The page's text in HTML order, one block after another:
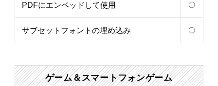
PDFにエンベッドして使用 〇
サブセットフォントの埋め込み 〇
ゲーム＆スマートフォンゲーム